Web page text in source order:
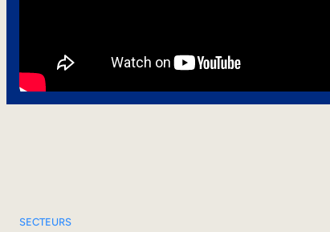
SECTEURS